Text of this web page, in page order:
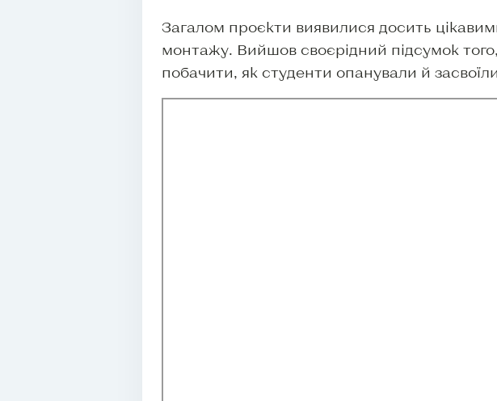
Загалом проєкти виявилися досить
монтажу. Вийшов своєрідний підсумок
побачити, як студенти опанували й